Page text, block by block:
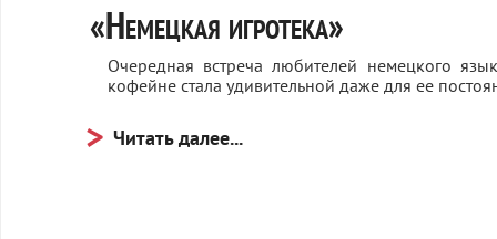
«Немецкая игротека»
Очередная встреча любителей немецкого
кофейне стала удивительной даже для ее
Читать далее...